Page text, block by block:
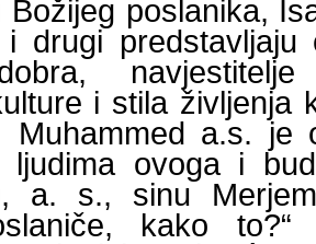
Božijeg poslanika,
drugi predstavljaju
i stila življenja
a.s. je
ljudima ovoga i
a. s., sinu
kako